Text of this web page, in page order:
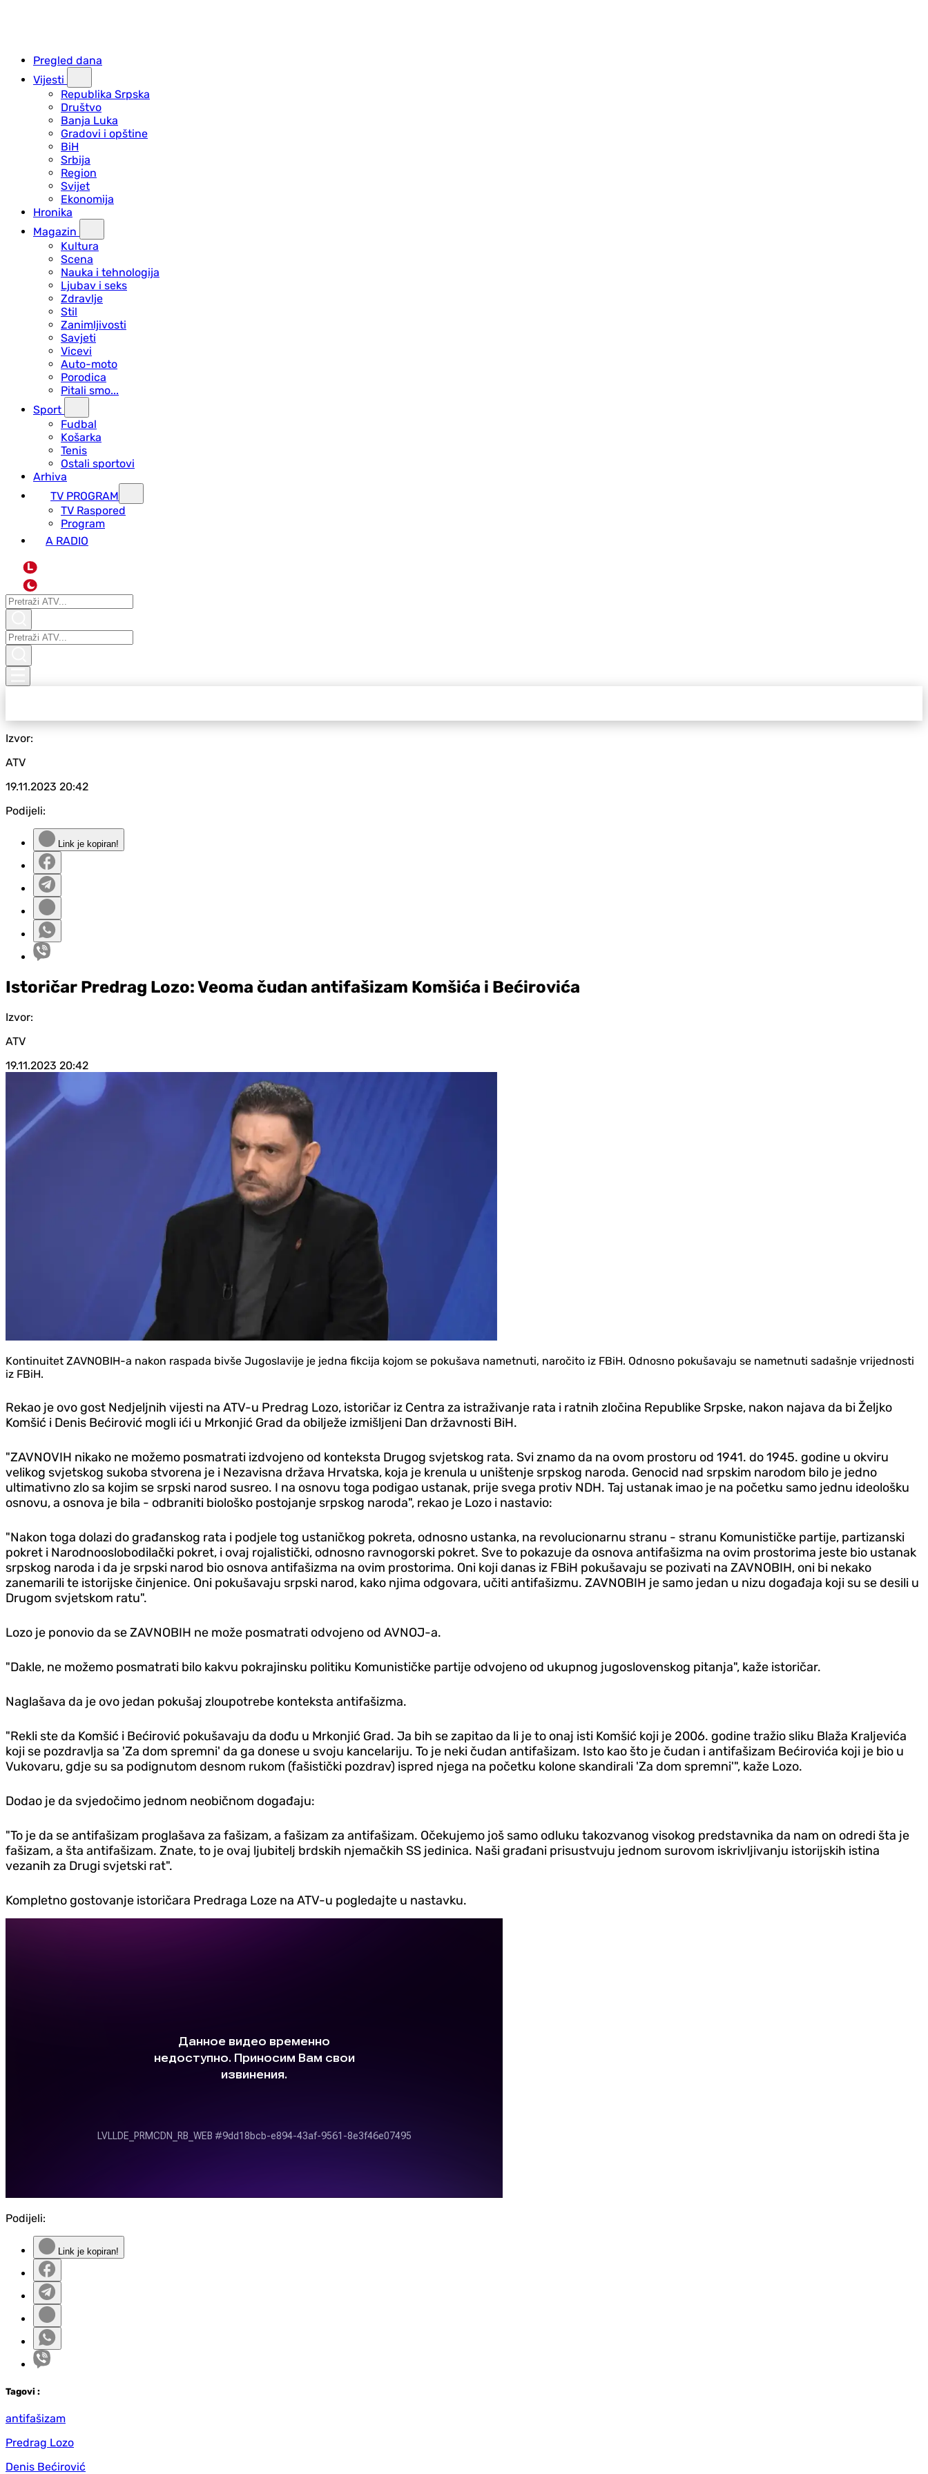
Pregled dana
Vijesti
Republika Srpska
Društvo
Banja Luka
Gradovi i opštine
BiH
Srbija
Region
Svijet
Ekonomija
Hronika
Magazin
Kultura
Scena
Nauka i tehnologija
Ljubav i seks
Zdravlje
Stil
Zanimljivosti
Savjeti
Vicevi
Auto-moto
Porodica
Pitali smo...
Sport
Fudbal
Košarka
Tenis
Ostali sportovi
Arhiva
TV PROGRAM
ТV Raspored
Program
A RADIO
L
Izvor:
ATV
19.11.2023 20:42
Podijeli:
Link je kopiran!
Istoričar Predrag Lozo: Veoma čudan antifašizam Komšića i Bećirovića
Izvor:
ATV
19.11.2023 20:42
Kontinuitet ZAVNOBIH-a nakon raspada bivše Jugoslavije je jedna fikcija kojom se pokušava nametnuti, naročito iz FBiH. Odnosno pokušavaju se nametnuti sadašnje vrijednosti
iz FBiH.
Rekao je ovo gost Nedjeljnih vijesti na ATV-u Predrag Lozo, istoričar iz Centra za istraživanje rata i ratnih zločina Republike Srpske, nakon najava da bi Željko
Komšić i Denis Bećirović mogli ići u Mrkonjić Grad da obilježe izmišljeni Dan državnosti BiH.
"ZAVNOVIH nikako ne možemo posmatrati izdvojeno od konteksta Drugog svjetskog rata. Svi znamo da na ovom prostoru od 1941. do 1945. godine u okviru
velikog svjetskog sukoba stvorena je i Nezavisna država Hrvatska, koja je krenula u uništenje srpskog naroda. Genocid nad srpskim narodom bilo je jedno
ultimativno zlo sa kojim se srpski narod susreo. I na osnovu toga podigao ustanak, prije svega protiv NDH. Taj ustanak imao je na početku samo jednu ideološku
osnovu, a osnova je bila - odbraniti biološko postojanje srpskog naroda", rekao je Lozo i nastavio:
"Nakon toga dolazi do građanskog rata i podjele tog ustaničkog pokreta, odnosno ustanka, na revolucionarnu stranu - stranu Komunističke partije, partizanski
pokret i Narodnooslobodilački pokret, i ovaj rojalistički, odnosno ravnogorski pokret. Sve to pokazuje da osnova antifašizma na ovim prostorima jeste bio ustanak
srpskog naroda i da je srpski narod bio osnova antifašizma na ovim prostorima. Oni koji danas iz FBiH pokušavaju se pozivati na ZAVNOBIH, oni bi nekako
zanemarili te istorijske činjenice. Oni pokušavaju srpski narod, kako njima odgovara, učiti antifašizmu. ZAVNOBIH je samo jedan u nizu događaja koji su se desili u
Drugom svjetskom ratu".
Lozo je ponovio da se ZAVNOBIH ne može posmatrati odvojeno od AVNOJ-a.
"Dakle, ne možemo posmatrati bilo kakvu pokrajinsku politiku Komunističke partije odvojeno od ukupnog jugoslovenskog pitanja", kaže istoričar.
Naglašava da je ovo jedan pokušaj zloupotrebe konteksta antifašizma.
"Rekli ste da Komšić i Bećirović pokušavaju da dođu u Mrkonjić Grad. Ja bih se zapitao da li je to onaj isti Komšić koji je 2006. godine tražio sliku Blaža Kraljevića
koji se pozdravlja sa 'Za dom spremni' da ga donese u svoju kancelariju. To je neki čudan antifašizam. Isto kao što je čudan i antifašizam Bećirovića koji je bio u
Vukovaru, gdje su sa podignutom desnom rukom (fašistički pozdrav) ispred njega na početku kolone skandirali 'Za dom spremni'", kaže Lozo.
Dodao je da svjedočimo jednom neobičnom događaju:
"To je da se antifašizam proglašava za fašizam, a fašizam za antifašizam. Očekujemo još samo odluku takozvanog visokog predstavnika da nam on odredi šta je
fašizam, a šta antifašizam. Znate, to je ovaj ljubitelj brdskih njemačkih SS jedinica. Naši građani prisustvuju jednom surovom iskrivljivanju istorijskih istina
vezanih za Drugi svjetski rat".
Kompletno gostovanje istoričara Predraga Loze na ATV-u pogledajte u nastavku.
Podijeli:
Link je kopiran!
Tagovi :
antifašizam
Predrag Lozo
Denis Bećirović